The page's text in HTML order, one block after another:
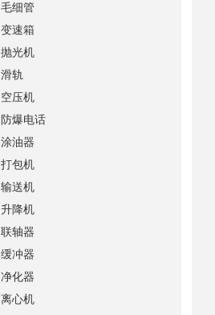
毛细管
变速箱
抛光机
滑轨
空压机
防爆电话
涂油器
打包机
输送机
升降机
联轴器
缓冲器
净化器
离心机